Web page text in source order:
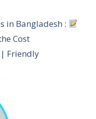
in Bangladesh :
Cost
|| Friendly